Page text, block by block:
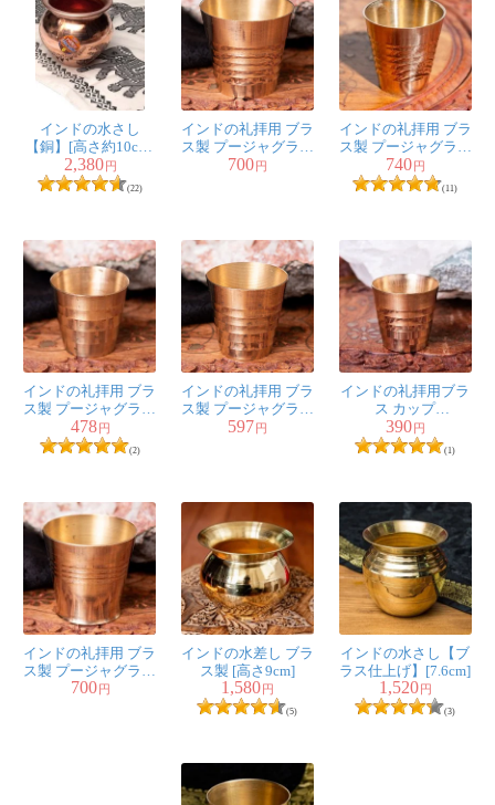
インドの水さし
【銅】[高さ約10cm]
約600ml
2,380円
(22)
インドの礼拝用 ブラ
ス製 プージャグラス
カップ[約4.5cm×約
700円
インドの礼拝用 ブラ
ス製 プージャグラス
カップ[約5cm]
740円
(11)
インドの礼拝用 ブラ
ス製 プージャグラス
カップ[約3.4cm×約
3.6cm]
478円
(2)
インドの礼拝用 ブラ
ス製 プージャグラス
カップ[約4cm×約4cm]
597円
インドの礼拝用ブラ
ス カップ
[3.5cm×3.5cm]
390円
(1)
インドの礼拝用 ブラ
ス製 プージャグラス
カップ[約4.6cm×約
700 円
インドの水差し ブラ
ス製 [高さ9cm]
1,580 円
(5)
インドの水さし【ブ
ラス仕上げ】[7.6cm]
1,520 円
(3)